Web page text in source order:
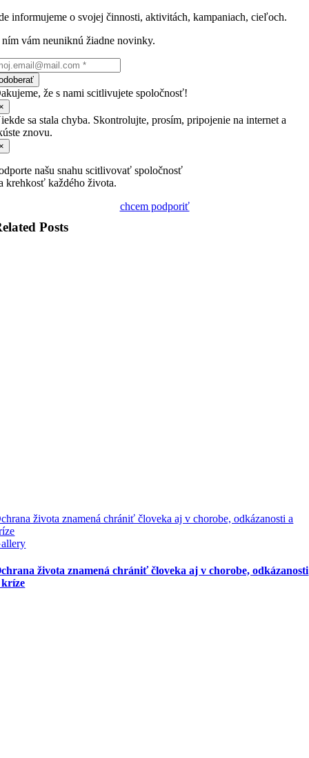
informujeme o svojej činnosti, aktivitách, kampaniach, cieľoch.
ním vám neuniknú žiadne novinky.
že s nami scitlivujete spoločnosť!
sa stala chyba. Skontrolujte, prosím, pripojenie na internet a
znovu.
našu snahu scitlivovať spoločnosť
krehkosť každého života.
chcem podporiť
Posts
života znamená chrániť človeka aj v chorobe, odkázanosti a
života znamená chrániť človeka aj v chorobe, odkázanosti
kríze